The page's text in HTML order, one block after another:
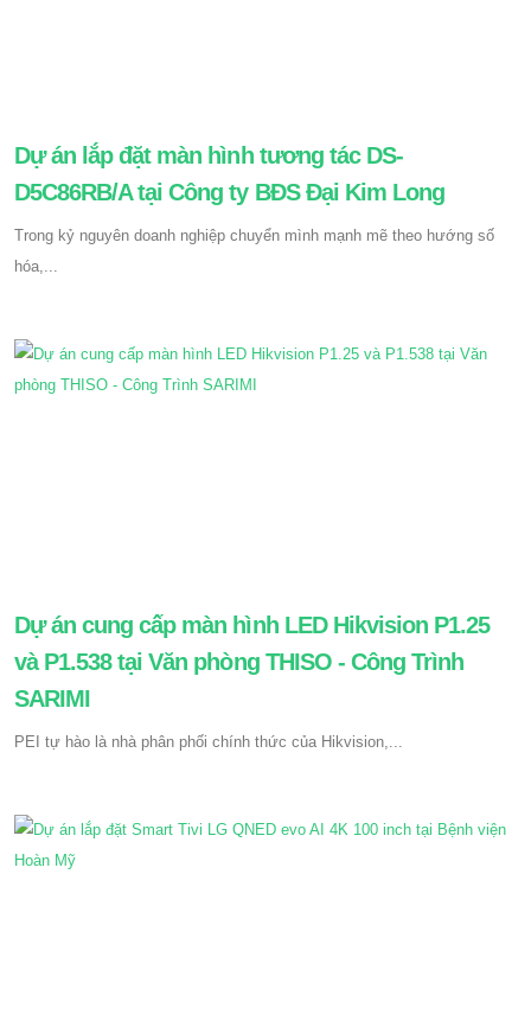
Dự án lắp đặt màn hình tương tác DS-
D5C86RB/A tại Công ty BĐS Đại Kim Long
Trong kỷ nguyên doanh nghiệp chuyển mình mạnh mẽ theo hướng số
hóa,...
Dự án cung cấp màn hình LED Hikvision P1.25
và P1.538 tại Văn phòng THISO - Công Trình
SARIMI
PEI tự hào là nhà phân phối chính thức của Hikvision,...